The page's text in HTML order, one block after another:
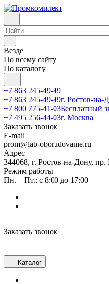
Везде
По всему сайту
По каталогу
+7 863 245-49-49
+7 863 245-49-49г. Ростов-на-
+7 800 775-41-03Бесплатный
+7 495 256-44-03г. Москва
Заказать звонок
E-mail
prom@lab-oborudovanie.ru
Адрес
344068, г. Ростов-на-Дону,
Режим работы
Пн. – Пт.: с 8:00 до 17:00
Заказать звонок
Каталог